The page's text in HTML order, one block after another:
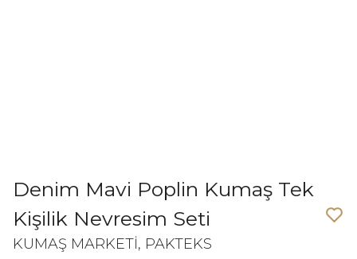
Denim Mavi Poplin Kumaş Tek
Kişilik Nevresim Seti
KUMAŞ MARKETİ, PAKTEKS